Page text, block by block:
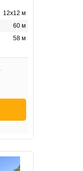
12х12 м
60 м
58 м